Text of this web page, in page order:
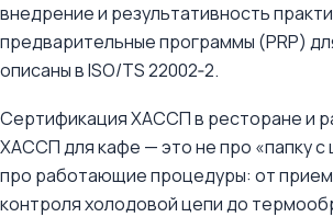
внедрение и результативность
предварительные программы (PRP)
описаны в ISO/TS 22002‑2.
Сертификация ХАССП в ресторане и
ХАССП для кафе — это не про «папку с
про работающие процедуры: от
контроля холодовой цепи до